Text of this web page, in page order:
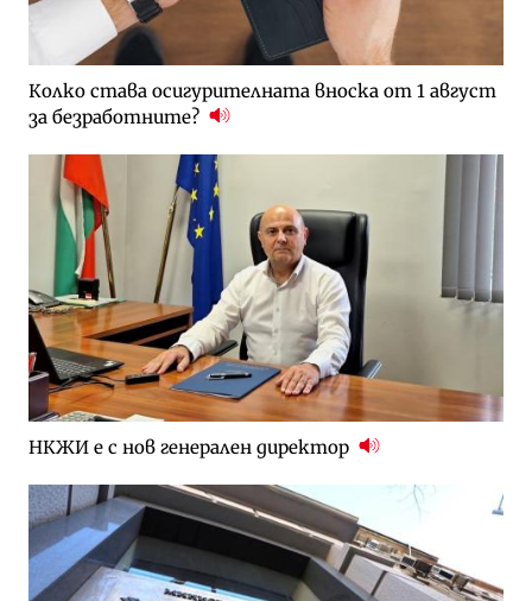
Колко става осигурителната вноска от 1 август
за безработните?
НКЖИ е с нов генерален директор